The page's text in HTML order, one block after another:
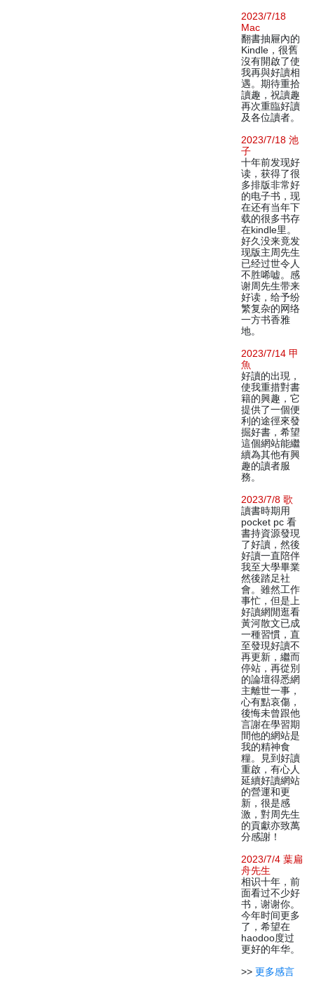
2023/7/18
Mac
翻書抽屜內的
Kindle，很舊
沒有開啟了使
我再與好讀相
遇。期待重拾
讀趣，祝讀趣
再次重臨好讀
及各位讀者。
2023/7/18 池
子
十年前发现好
读，获得了很
多排版非常好
的电子书，现
在还有当年下
载的很多书存
在kindle里。
好久没来竟发
现版主周先生
已经过世令人
不胜唏嘘。感
谢周先生带来
好读，给予纷
繁复杂的网络
一方书香雅
地。
2023/7/14 甲
魚
好讀的出現，
使我重措對書
籍的興趣，它
提供了一個便
利的途徑來發
掘好書，希望
這個網站能繼
續為其他有興
趣的讀者服
務。
2023/7/8 歌
讀書時期用
pocket pc 看
書持資源發現
了好讀，然後
好讀一直陪伴
我至大學畢業
然後踏足社
會。雖然工作
事忙，但是上
好讀網閒逛看
黃河散文已成
一種習慣，直
至發現好讀不
再更新，繼而
停站，再從別
的論壇得悉網
主離世一事，
心有點哀傷，
後悔未曾跟他
言謝在學習期
間他的網站是
我的精神食
糧。見到好讀
重啟，有心人
延續好讀網站
的營運和更
新，很是感
激，對周先生
的貢獻亦致萬
分感謝！
2023/7/4 葉扁
舟先生
相识十年，前
面看过不少好
书，谢谢你。
今年时间更多
了，希望在
haodoo度过
更好的年华。
>> 更多感言